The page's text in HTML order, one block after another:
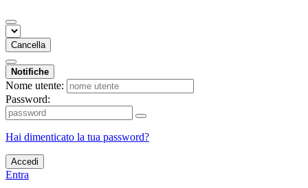
Cancella
Notifiche
Nome utente:
Password:
Hai dimenticato la tua password?
Accedi
Entra